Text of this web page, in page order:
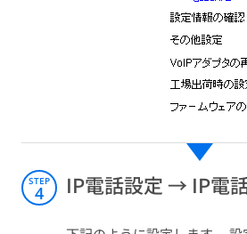
STEP
4 IP電話設定 → IP電